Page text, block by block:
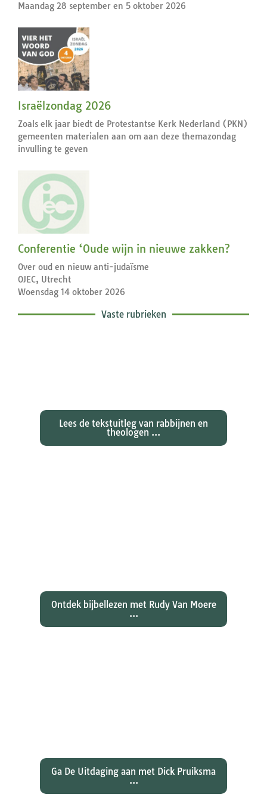
Maandag 28 september en 5 oktober 2026
Israëlzondag 2026
Zoals elk jaar biedt de Protestantse Kerk Nederland (PKN)
gemeenten materialen aan om aan deze themazondag
invulling te geven
Conferentie ‘Oude wijn in nieuwe zakken?
Over oud en nieuw anti-judaïsme
OJEC, Utrecht
Woensdag 14 oktober 2026
Vaste rubrieken
Lees de tekstuitleg van rabbijnen en
theologen ...
Ontdek bijbellezen met Rudy Van Moere
...
Ga De Uitdaging aan met Dick Pruiksma
...